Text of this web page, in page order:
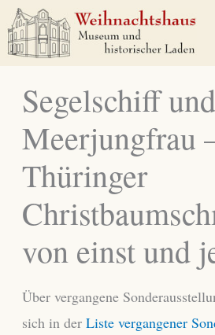
Zum
Inhalt
springen
Segelschiff und
Meerjungfrau
Thüringer
von einst und
Über vergangene
sich in der Liste vergangener